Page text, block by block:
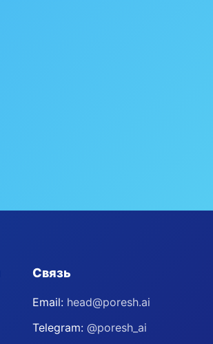
Связь
Email: head@poresh.ai
Telegram: @poresh_ai